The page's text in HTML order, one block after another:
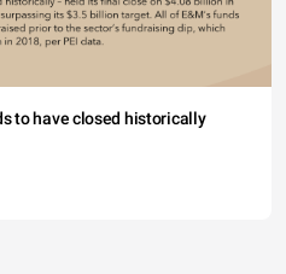
to have closed historically